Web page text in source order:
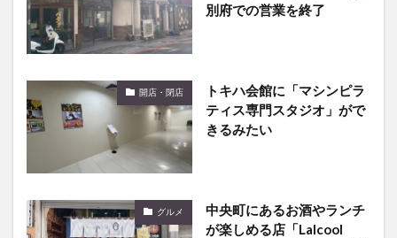
別府での営業を終了
開店・閉店
トキハ会館に「マシンピラ
ティス専門スタジオ」がで
きるみたい
グルメ
中央町にあるお酒やランチ
が楽しめる店「Lalcool